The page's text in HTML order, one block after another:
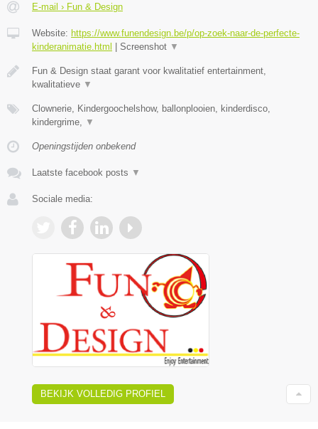
E-mail › Fun & Design
Website: https://www.funendesign.be/p/op-zoek-naar-de-perfecte-
kinderanimatie.html | Screenshot ▼
Fun & Design staat garant voor kwalitatief entertainment,
kwalitatieve ▼
Clownerie, Kindergoochelshow, ballonplooien, kinderdisco,
kindergrime,
▼
Openingstijden onbekend
Laatste facebook posts ▼
Sociale media:
BEKIJK VOLLEDIG PROFIEL